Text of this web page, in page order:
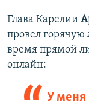
Глава Карелии
провел
время прямой
онлайн:
У меня